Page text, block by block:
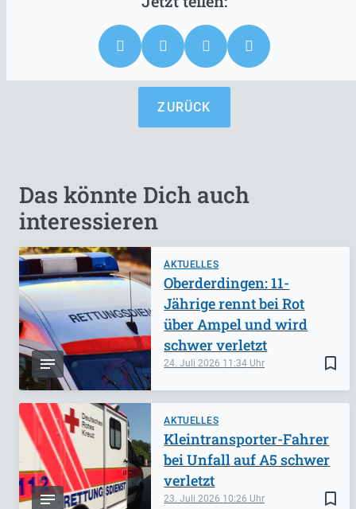
ZURÜCK
Das könnte Dich auch
interessieren
AKTUELLES
bookmark_border
24. Juli 2026 11:34
Oberderdingen: 11-
Jährige rennt bei Rot
über Ampel und wird
schwer verletzt
AKTUELLES
bookmark_border
23. Juli 2026 10:26
Kleintransporter-Fahrer
bei Unfall auf A5 schwer
verletzt